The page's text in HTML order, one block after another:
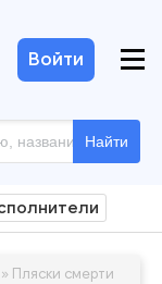
Найти
Войти
» Пляски смерти